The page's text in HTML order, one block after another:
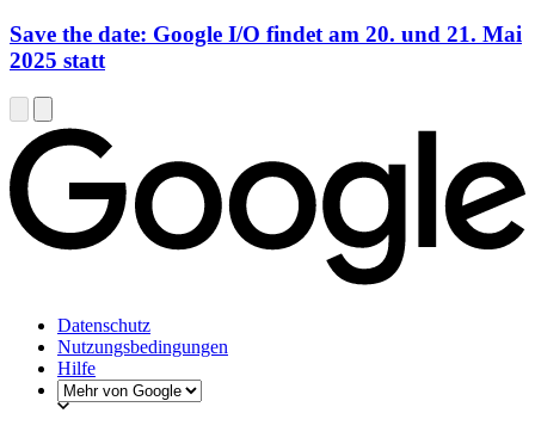
Save the date: Google I/O findet am 20. und 21. Mai
2025 statt
Datenschutz
Nutzungsbedingungen
Hilfe